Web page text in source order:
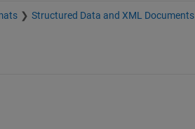
Structured Data and XML Documents